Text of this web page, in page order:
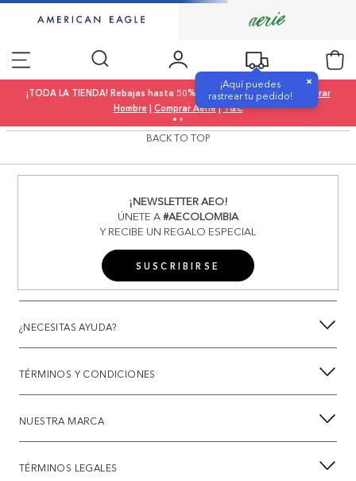
¡Aquí puedes
rastrear tu pedido!
×
¡TODA LA TIENDA! Rebajas hasta 50% OFF |Comprar Mujer|
Comprar
Hombre | Comprar Aerie|T&C
BACK TO TOP
¡NEWSLETTER AEO!
ÚNETE A#AECOLOMBIA
Y RECIBE UN REGALO ESPECIAL
SUSCRIBIRSE
¿NECESITAS AYUDA?
TÉRMINOS Y CONDICIONES
NUESTRA MARCA
TÉRMINOS LEGALES